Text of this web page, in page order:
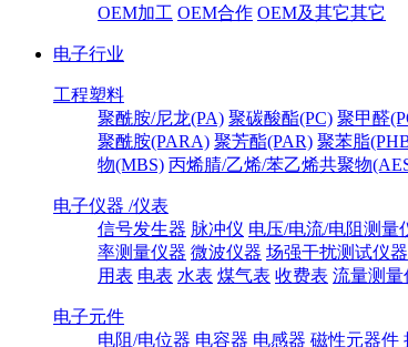
OEM加工 OEM合作 OEM及其它其它
电子行业
工程塑料
聚酰胺/尼龙(PA) 聚碳酸酯(PC) 聚甲醛
聚酰胺(PARA) 聚芳酯(PAR) 聚苯脂
物(MBS) 丙烯腈/乙烯/苯乙烯共聚物
电子仪器 /仪表
信号发生器 脉冲仪 电压/电流/电阻测量
率测量仪器 微波仪器 场强干扰测试仪器
用表 电表 水表 煤气表 收费表 流量测量
电子元件
电阻/电位器 电容器 电感器 磁性元器件